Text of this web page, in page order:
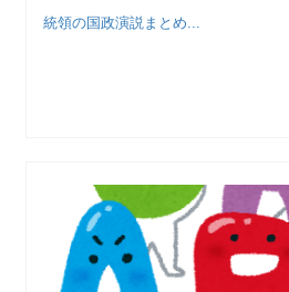
統領の国政演説まとめ...